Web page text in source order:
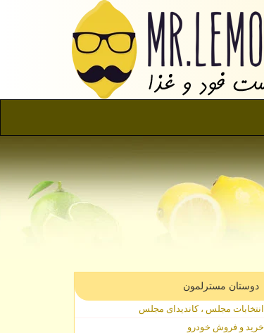
دوستان مسترلمون
انتخابات مجلس ، کاندیدای مجلس
خرید و فروش خودرو